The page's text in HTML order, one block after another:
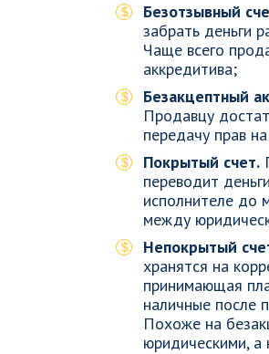
Безотзывный
забрать деньги
Чаще всего
аккредитива;
Безакцептный
Продавцу
передачу прав
Покрытый счет.
переводит
исполнителе до
между
Непокрытый
хранятся на
принимающая
наличные после
Похоже на
юридическими, а